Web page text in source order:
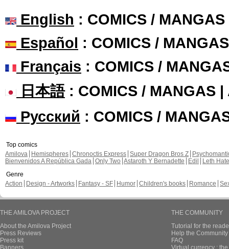
English : COMICS /
Español : COMICS /
Français : COMICS /
日本語: COMICS / MANGAS |
Русский : COMICS /
Top comics
Amilova
Hemispheres Chronoctis Express Super Dragon Bros Z
Bienvenidos A República Gada Only Two Astaroth Y Bernadette Edil
Leth Hate
Genre
Action
Design - Artworks Fantasy - SF Humor Children's books Romance
THE AMILOVA PROJECT
About the Amilova Project
Press Reviews
Press kit
Banners
THE COMMUNITY
Tutorial for the
Help the
FAQ
Virtual currency :